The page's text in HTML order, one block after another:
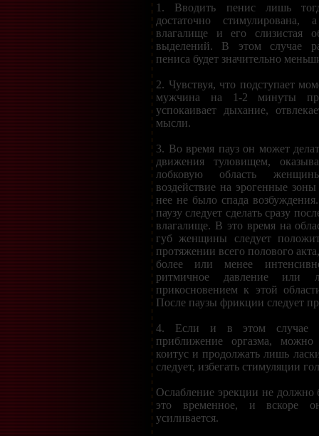
1. Вводить пенис лишь
достаточно
влагалище и его слизистая
выделений. В этом случае
пениса будет значительно
2. Чувствуя, что подступает
мужчина на 1-2 минуты
успокаивает дыхание,
мысли.
3. Во время пауз он может
движения туловищем,
лобковую область
воздействие на эрогенные
нее не было спада
паузу следует сделать сразу
влагалище. В это время на
губ женщины следует
протяжении всего полового
более или менее
ритмичное давление или
прикосновением к этой
После паузы фрикции следует
4. Если и в этом случае
приближение оргазма, можно
коитус и продолжать лишь
следует, избегать стимуляции
Ослабление эрекции не должно
это временное, и вскоре
усиливается.